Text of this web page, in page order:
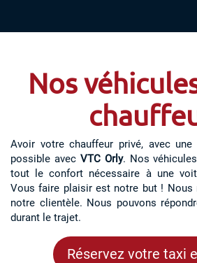
Nos
Avoir votre chauffeur privé, avec une
possible avec VTC Orly. Nos
tout le confort nécessaire à une
Vous faire plaisir est notre but ! Nous
notre clientèle. Nous pouvons
durant le trajet.
Réservez votre taxi